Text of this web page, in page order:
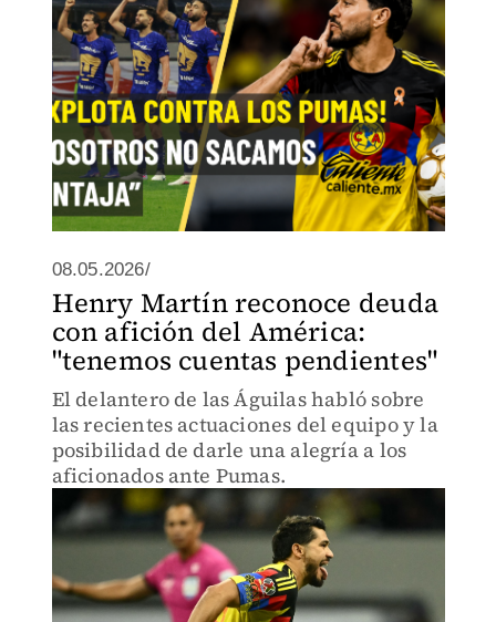
08.05.2026/
Henry Martín reconoce deuda
con afición del América:
"tenemos cuentas pendientes"
El delantero de las Águilas habló sobre
las recientes actuaciones del equipo y la
posibilidad de darle una alegría a los
aficionados ante Pumas.